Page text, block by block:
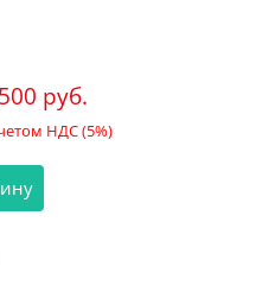
руб.
НДС (5%)